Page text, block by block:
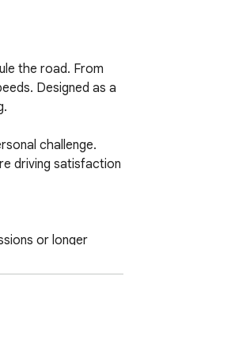
the road. From
Designed as a
challenge.
driving satisfaction
or longer
3d experiences,
to your